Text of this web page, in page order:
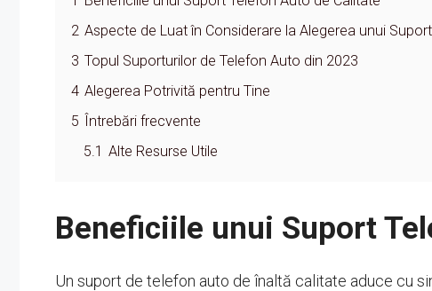
2 Aspecte de Luat în Considerare la Alegerea unui
3 Topul Suporturilor de Telefon Auto din 2023
4 Alegerea Potrivită pentru Tine
5 Întrebări frecvente
5.1 Alte Resurse Utile
Beneficiile unui Suport
Un suport de telefon auto de înaltă calitate aduce cu